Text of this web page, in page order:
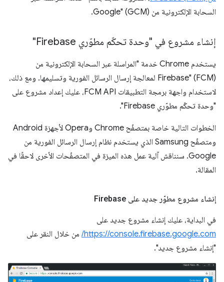
السحابة الإلكترونية من Google" (GCM).
إنشاء مشروع في "وحدة تحكّم مطوّري Firebase"
يستخدم Chrome خدمة "المراسلة عبر السحابة الإلكترونية من
Firebase" (FCM) لمعالجة إرسال الرسائل الفورية وتسليمها. ومع ذلك،
لاستخدام واجهة برمجة التطبيقات FCM API، عليك إعداد مشروع على
"وحدة تحكّم مطوّري Firebase".
الخطوات التالية خاصة بمتصفّح Chrome وOpera لأجهزة Android
ومتصفّح Samsung الذي يستخدم نظام إرسال الرسائل الفورية من
Google. سنناقش آلية عمل هذه الميزة في المتصفّحات الأخرى لاحقًا في
المقالة.
إنشاء مشروع مطوّر جديد على Firebase
في البداية، عليك إنشاء مشروع جديد على
https://console.firebase.google.com/ من خلال النقر على
"إنشاء مشروع جديد".